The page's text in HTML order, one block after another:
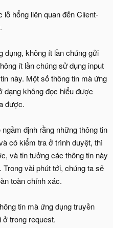
hổng liên quan đến Client-
dụng, không ít lần chúng gửi
ít lần chúng sử dụng input
này. Một số thông tin mà ứng
dạng không đọc hiểu được
được.
định rằng những thông tin
có kiểm tra ở trình duyệt, thì
và tin tưởng các thông tin này
vài phút tới, chúng ta sẽ
toàn chính xác.
tin mà ứng dụng truyền
trong request.